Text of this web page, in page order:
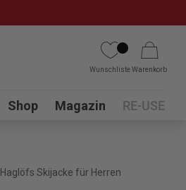
WunschlisteWarenkorb
Submenu
Shop Magazin RE-USE
Haglöfs Skijacke für Herren